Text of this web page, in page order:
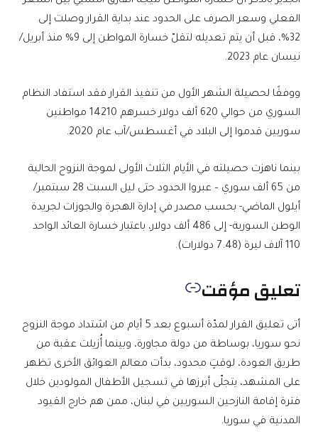
الفعلي وسعر الصرف على الحدود عند بداية القرار وصلت إلى
32%، قبل أن يتم تعديله لتقلّ خسارة المواطن إلى 9% منذ أبريل/
نيسان عام 2023.
ووفقًا لحصيلة الشهر الأول من تنفيذ القرار فقد استفاد النظام
السوري من حوالي 620 ألف دولار خسرهم 14210 مواطنين
سوريين قدموا إلى البلاد في أغسطس/آب عام 2020.
بينما ناهزت حصيلته في الأيام الثلاث الأولى لموجة النزوح الحالية
من 65 ألف سوري – عبروا الحدود حتى ليل السبت 28 سبتمبر/
أيلول الماضي- بحسب مصدر في إدارة الهجرة والجوزات لجريدة
الوطن السورية- إلى 486 ألف دولار، باعتبار خسارة العائد الواحد
110 آلاف ليرة (7.48 دولارات).
تعليق مؤقت
أتى تعليق القرار لمدّة أسبوع بعد 5 أيام من اشتداد موجة النزوح
نحو سوريا، بوساطة من دولة مجاورة، وبينما أُزيلت عقبة من
طريق العودة، لوقتٍ محدود، بدأت معالم العوائق الأخرى تظهر
على المشهد، يتجلّى أبرزها في تسجيل الأطفال المولودين خلال
فترة إقامة النازحين السوريين في لبنان، ممن هم خارج القيود
المدنية في سوريا.